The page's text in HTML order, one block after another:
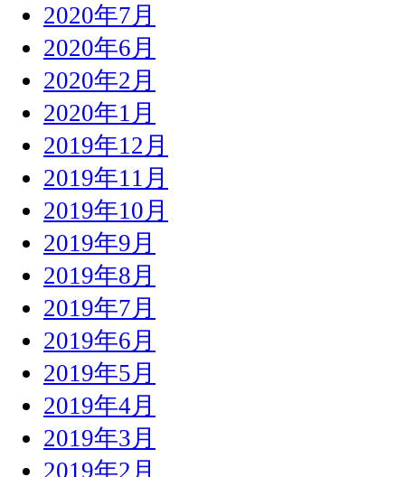
2020年7月
2020年6月
2020年2月
2020年1月
2019年12月
2019年11月
2019年10月
2019年9月
2019年8月
2019年7月
2019年6月
2019年5月
2019年4月
2019年3月
2019年2月